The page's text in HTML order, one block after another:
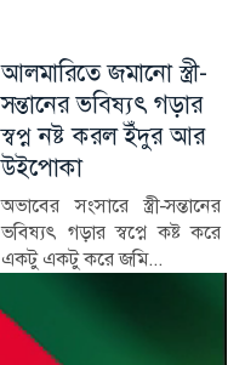
গভীর রাতে আড়িয়াল
খাঁয় ড্রেজার, ঘরবাড়ি
হারাচ্ছে অর্ধশত পরিবার
একসময় আড়িয়াল খাঁ নদী ছিল
মানুষের জীবন-জীবিকার
অন্যতম ভরসা। নদীর পানি ও
পলিতে...